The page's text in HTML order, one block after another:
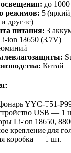
до
режимов: 5
и другие)
питания: 3
ion 18650 (3.7V)
Китай
YYC-T51-
USB — 1
Li-ion 18650,
крепление для
коробка — 1 шт.